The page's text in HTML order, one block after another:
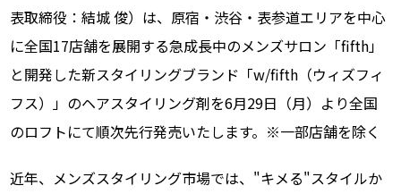
表取締役：結城 俊）は、原宿・渋谷・表参道エリアを中心
に全国17店舗を展開する急成長中のメンズサロン「fifth」
と開発した新スタイリングブランド「w/fifth（ウィズフィ
フス）」のヘアスタイリング剤を6月29日（月）より全国
のロフトにて順次先行発売いたします。※一部店舗を除く
近年、メンズスタイリング市場では、"キメる"スタイルか